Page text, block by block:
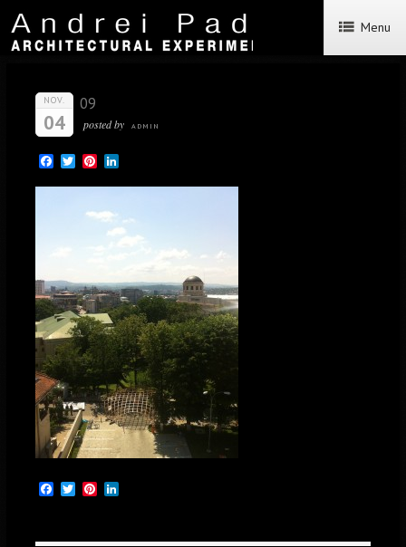
Menu
NOV.
04
09
posted by ADMIN
Facebook
TwitterPinterest
LinkedIn
Facebook
TwitterPinterest
LinkedIn